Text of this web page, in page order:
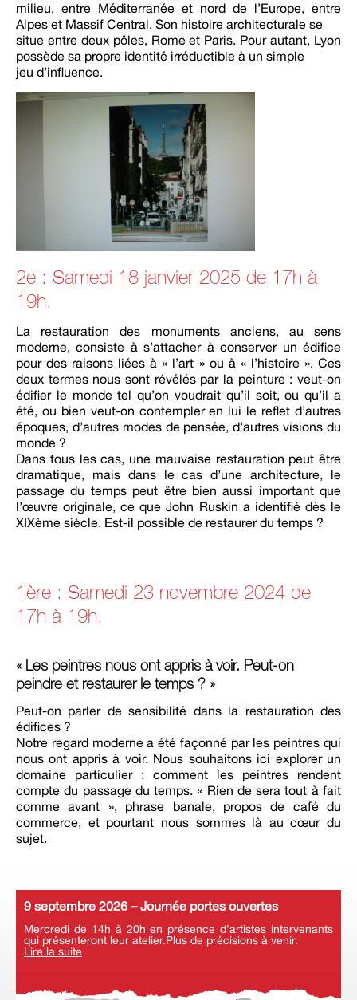
milieu, entre Méditerranée et nord de l’Europe, entre
Alpes et Massif Central. Son histoire architecturale se
situe entre deux pôles, Rome et Paris. Pour autant, Lyon
possède sa propre identité irréductible à un simple
jeu d’influence.
2e : Samedi 18 janvier 2025 de 17h à
19h.
La restauration des monuments anciens, au sens
moderne, consiste à s’attacher à conserver un édifice
pour des raisons liées à « l’art » ou à « l’histoire ». Ces
deux termes nous sont révélés par la peinture : veut-on
édifier le monde tel qu’on voudrait qu’il soit, ou qu’il a
été, ou bien veut-on contempler en lui le reflet d’autres
époques, d’autres modes de pensée, d’autres visions du
monde ?
Dans tous les cas, une mauvaise restauration peut être
dramatique, mais dans le cas d’une architecture, le
passage du temps peut être bien aussi important que
l’œuvre originale, ce que John Ruskin a identifié dès le
XIXème siècle. Est-il possible de restaurer du temps ?
1ère : Samedi 23 novembre 2024 de
17h à 19h.
« Les peintres nous ont appris à voir. Peut-on
peindre et restaurer le temps ? »
Peut-on parler de sensibilité dans la restauration des
édifices ?
Notre regard moderne a été façonné par les peintres qui
nous ont appris à voir. Nous souhaitons ici explorer un
domaine particulier : comment les peintres rendent
compte du passage du temps. « Rien de sera tout à fait
comme avant », phrase banale, propos de café du
commerce, et pourtant nous sommes là au cœur du
sujet.
9 septembre 2026 – Journée portes ouvertes
Mercredi de 14h à 20h en présence d’artistes intervenants
qui présenteront leur atelier.Plus de précisions à venir.
Lire la suite